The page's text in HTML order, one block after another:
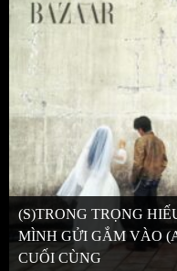
(S)TRONG TRỌNG
MÌNH GỬI GẮM VÀO
CUỐI CÙNG